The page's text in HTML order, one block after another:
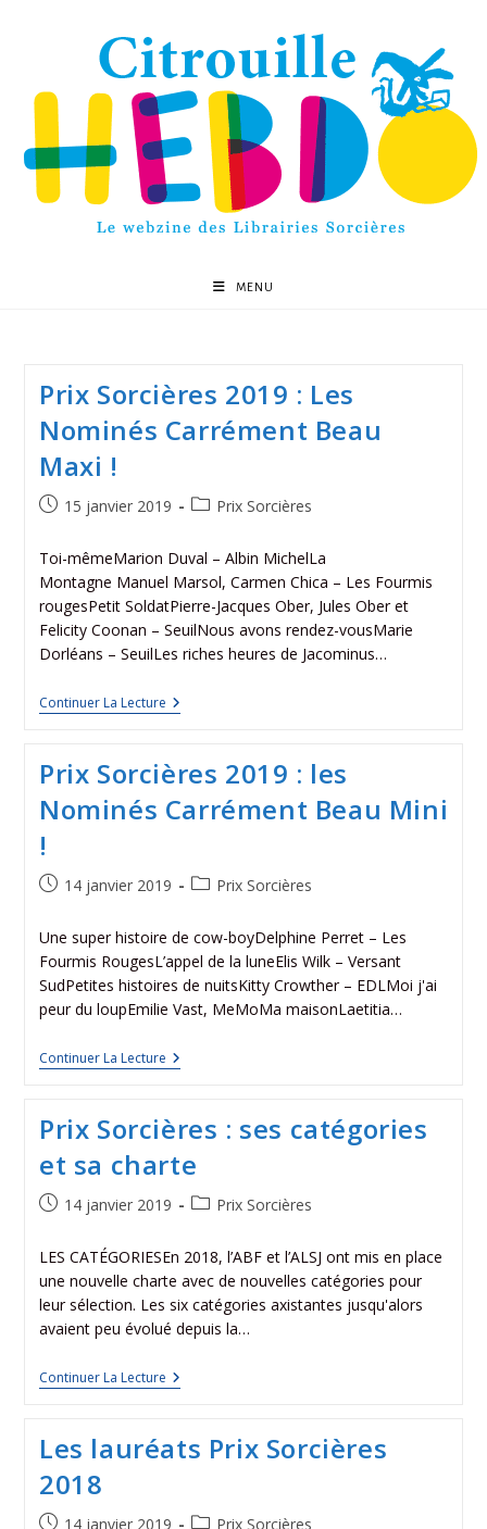
MENU
Prix Sorcières 2019 : Les
Nominés Carrément Beau
Maxi !
15 janvier 2019 Prix Sorcières
Toi-mêmeMarion Duval – Albin MichelLa
Montagne Manuel Marsol, Carmen Chica – Les Fourmis
rougesPetit SoldatPierre-Jacques Ober, Jules Ober et
Felicity Coonan – SeuilNous avons rendez-vousMarie
Dorléans – SeuilLes riches heures de Jacominus…
Continuer La Lecture
Prix Sorcières 2019 : les
Nominés Carrément Beau Mini
!
14 janvier 2019 Prix Sorcières
Une super histoire de cow-boyDelphine Perret – Les
Fourmis RougesL’appel de la luneElis Wilk – Versant
SudPetites histoires de nuitsKitty Crowther – EDLMoi j'ai
peur du loupEmilie Vast, MeMoMa maisonLaetitia…
Continuer La Lecture
Prix Sorcières : ses catégories
et sa charte
14 janvier 2019 Prix Sorcières
LES CATÉGORIESEn 2018, l’ABF et l’ALSJ ont mis en place
une nouvelle charte avec de nouvelles catégories pour
leur sélection. Les six catégories axistantes jusqu'alors
avaient peu évolué depuis la…
Continuer La Lecture
Les lauréats Prix Sorcières
2018
14 janvier 2019 Prix Sorcières